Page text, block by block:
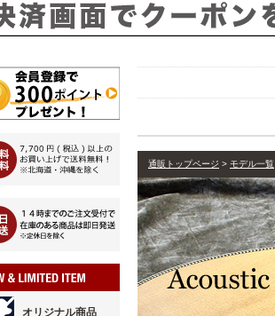
オリジナル商品
通販トップページ モデル一覧